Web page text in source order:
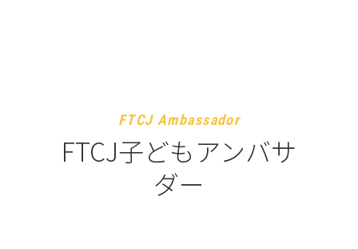
FTCJ Ambassador
FTCJ子どもアンバサ
ダー